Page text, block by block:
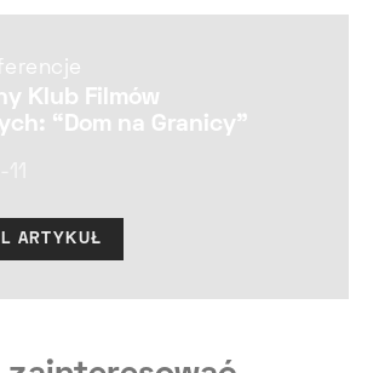
Klub Filmów
“Dom na Granicy”
ARTYKUŁ